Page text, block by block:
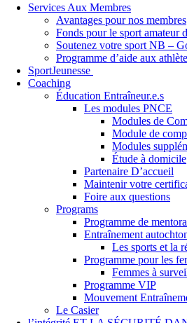
Services Aux Membres
Avantages pour nos membres
Fonds pour le sport amateur
Soutenez votre sport NB –
Programme d’aide aux
SportJeunesse
Coaching
Éducation Entraîneur.e.s
Les modules PNCE
Modules de
Module de
Modules
Étude à domicile
Partenaire D’accueil
Maintenir votre
Foire aux questions
Programs
Programme de
Entraînement
Les sports et la
Programme pour les
Femmes à
Programme VIP
Mouvement
Le Casier